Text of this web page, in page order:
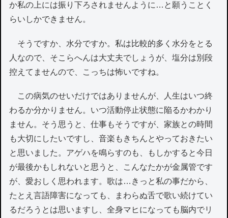
か私の上には振り下ろされませんように…と願うことく
らいしかできません。
そうですか、水分ですか。私は比較的多く水分をとる
人なので、そこらへんは大丈夫でしょうが、塩分は別段
控えてませんので、こっちは怖いですね。
この病気のせいだけではありませんが、人生はいつ終
わるか分かりません。いつ活動停止状態に陥るかわかり
ません。そう思うと、仕事もそうですが、家族との時間
も大切にしたいですし、音楽もきちんとやっておきたい
と思いました。アゲハを鳴らすのも、もしかすると今日
が最後かもしれないと思うと、こんなたかが金属管です
が、愛おしく思われます。歌は…きっと私の事だから、
たとえ言語障害になっても、まわらぬ舌で歌い続けてい
るだろうとは思いますし、全身マヒになっても脳内でリ